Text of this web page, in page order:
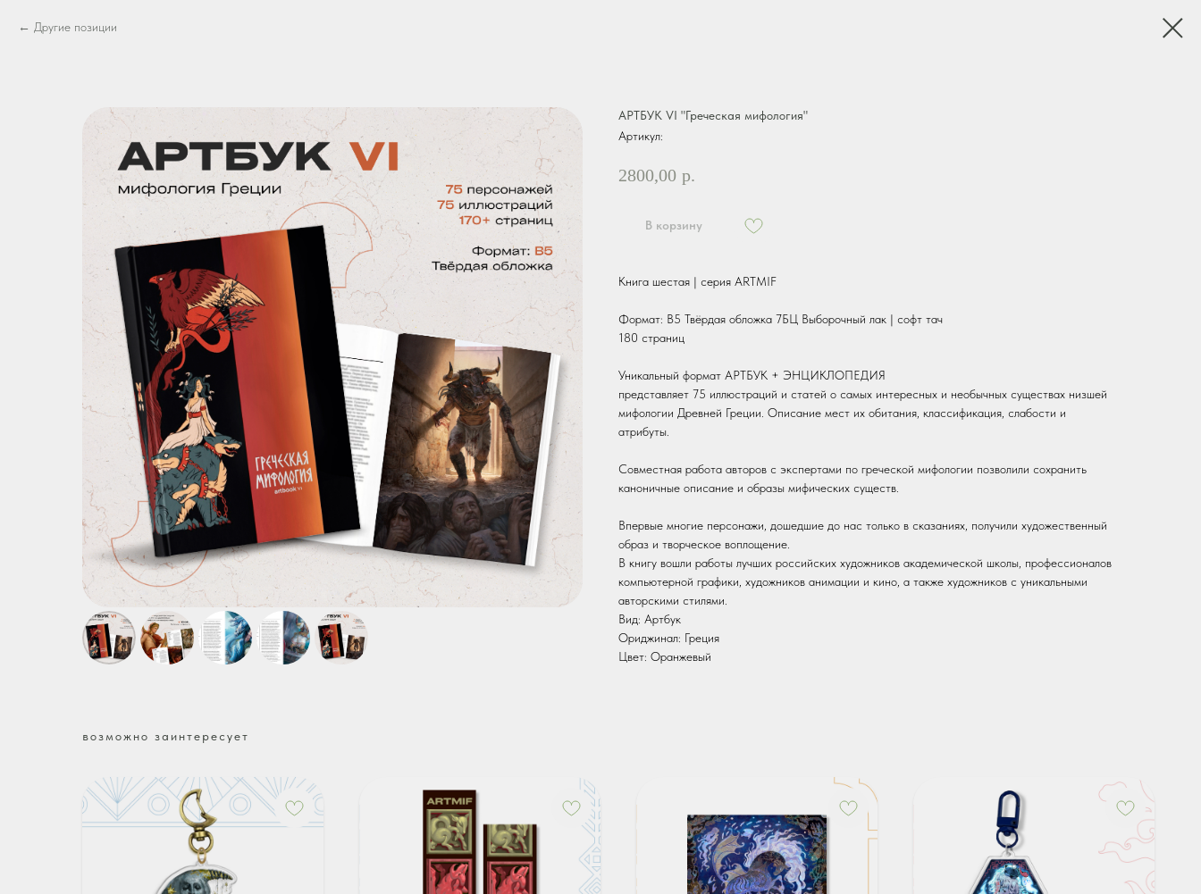
Другие позиции
АРТБУК VI "Греческая мифология"
Артикул:
2800,00 р.
В корзину
Книга шестая | серия ARTMIF
Формат: В5 Твёрдая обложка 7БЦ Выборочный лак | софт тач
180 страниц
Уникальный формат АРТБУК + ЭНЦИКЛОПЕДИЯ
представляет 75 иллюстраций и статей о самых интересных и необычных существах низшей
мифологии Древней Греции. Описание мест их обитания, классификация, слабости и
атрибуты.
Совместная работа авторов с экспертами по греческой мифологии позволили сохранить
каноничные описание и образы мифических существ.
Впервые многие персонажи, дошедшие до нас только в сказаниях, получили художественный
образ и творческое воплощение.
В книгу вошли работы лучших российских художников академической школы, профессионалов
компьютерной графики, художников анимации и кино, а также художников с уникальными
авторскими стилями.
Вид: Артбук
Ориджинал: Греция
Цвет: Оранжевый
возможно заинтересует